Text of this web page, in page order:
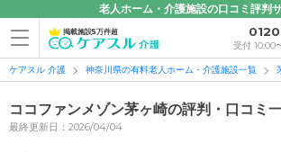
老人ホーム・介護施設の口コミ評判
掲載施設5万件超
受付 10:00
ケアスル 介護 神奈川県の有料老人ホーム・介護施設一覧
ココファンメゾン茅ヶ崎の評判・口コミ
最終更新日：2026/04/04